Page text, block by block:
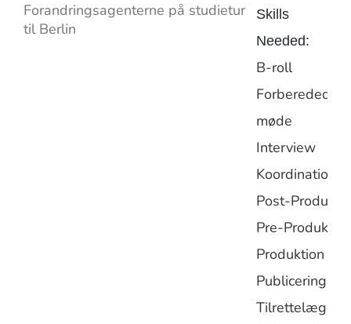
Forandringsagenterne på studietur
til Berlin
Skills
Needed:
B-roll
Forberedede
møde
Interview
Koordination
Post-
Pre-
Produktion
Publicering